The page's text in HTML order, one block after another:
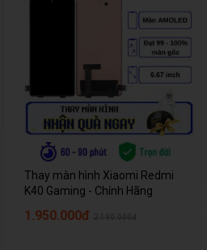
Thay màn hình Xiaomi Redmi
K40 Gaming - Chính Hãng
1.950.000đ